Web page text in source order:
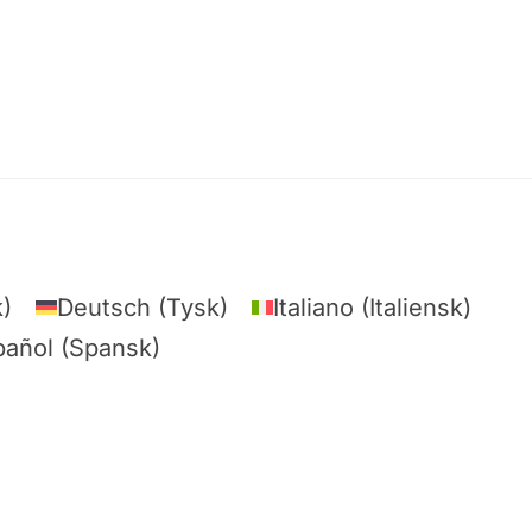
) Deutsch (Tysk) Italiano (Italiensk)
(Spansk)